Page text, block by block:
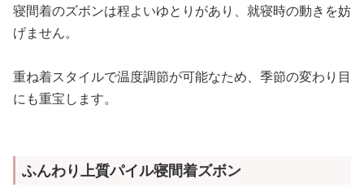
寝間着のズボンは程よいゆとりがあり、就寝時の動きを妨
げません。
重ね着スタイルで温度調節が可能なため、季節の変わり目
にも重宝します。
ふんわり上質パイル寝間着ズボン